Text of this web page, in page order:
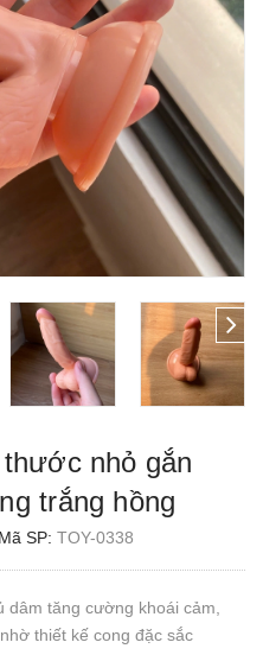
nhỏ gắn
trắng hồng
Mã SP: TOY-0338
dâm tăng cường khoái cảm,
thiết kế cong đặc sắc